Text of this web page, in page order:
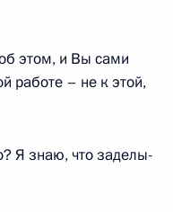
этом, и Вы сами
работе – не к этой,
Я знаю, что заделы-